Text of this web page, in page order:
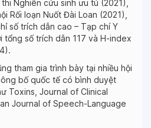
Nghiên cứu sinh ưu tú (2021),
Rối loạn Nuốt Đài Loan (2021),
số trích dẫn cao – Tạp chí Y
tổng số trích dẫn 117 và H-index
tham gia trình bày tại nhiều hội
bố quốc tế có bình duyệt
Toxins, Journal of Clinical
Journal of Speech-Language